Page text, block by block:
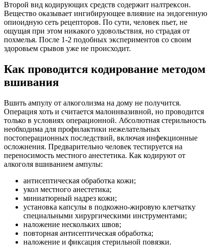
Второй вид кодирующих средств содержит налтрексон.
Вещество оказывает ингибирующее влияние на эндогенную
опиоидную сеть рецепторов. По сути, человек пьет, не
ощущая при этом никакого удовольствия, но страдая от
похмелья. После 1-2 подобных экспериментов со своим
здоровьем срывов уже не происходит.
Как проводится кодирование методом
вшивания
Вшить ампулу от алкоголизма на дому не получится.
Операция хоть и считается малоинвазивной, но проводится
только в условиях операционной. Абсолютная стерильность
необходима для профилактики нежелательных
постоперационных последствий, включая инфекционные
осложнения. Предварительно человек тестируется на
переносимость местного анестетика. Как кодируют от
алкоголя вшиванием ампулы:
антисептическая обработка кожи;
укол местного анестетика;
миниатюрный надрез кожи;
установка капсулы в подкожно-жировую клетчатку
специальными хирургическими инструментами;
наложение нескольких швов;
повторная антисептическая обработка;
наложение и фиксация стерильной повязки.